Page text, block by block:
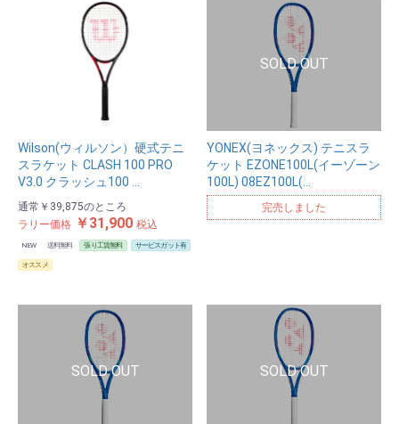
Wilson(ウィルソン）硬式テニ
スラケット CLASH 100 PRO
V3.0 クラッシュ100 …
通常 ￥39,875のところ
ラリー価格 ￥31,900 税込
NEW 送料無料 張り工賃無料 サービスガット有
オススメ
YONEX(ヨネックス) テニスラ
ケット EZONE100L(イーゾーン
100L) 08EZ100L(…
完売しました